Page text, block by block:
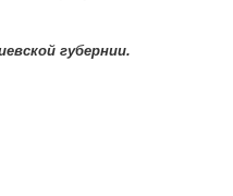
губернии.